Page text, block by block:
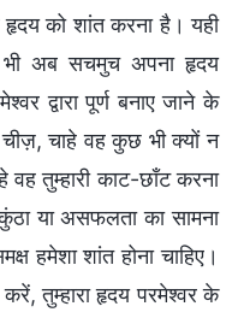
को शांत करना है। यही
भी अब सचमुच अपना हृदय
द्वारा पूर्ण बनाए जाने के
चाहे वह कुछ भी क्यों न
वह तुम्हारी काट-छाँट करना
या असफलता का सामना
हमेशा शांत होना चाहिए।
करें, तुम्हारा हृदय परमेश्वर के